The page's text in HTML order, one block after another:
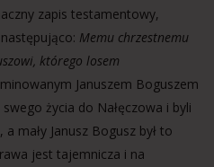
zapis testamentowy,
Memu chrzestnemu
którego losem
Januszem Boguszem
życia do Nałęczowa i byli
a mały Janusz Bogusz był to
jest tajemnicza i na